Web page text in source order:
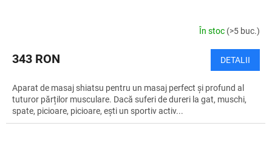
În stoc (>5 buc.)
343 RON DETALII
Aparat de masaj shiatsu pentru un masaj perfect și profund al
tuturor părților musculare. Dacă suferi de dureri la gat, muschi,
spate, picioare, picioare, ești un sportiv activ...